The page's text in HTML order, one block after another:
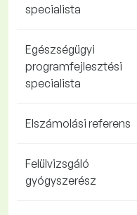
specialista
Egészségügyi
programfejlesztési
specialista
Elszámolási referens
Felülvizsgáló
gyógyszerész